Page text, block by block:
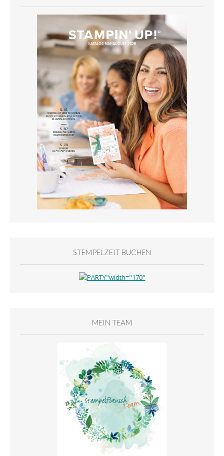
STEMPELZEIT BUCHEN
MEIN TEAM